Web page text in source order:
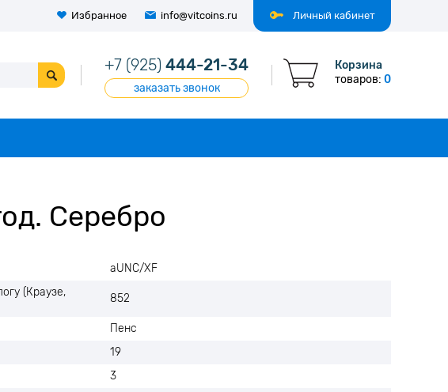
Личный кабинет
Избранное info@vitcoins.ru
+7 (925) 444-21-34
заказать звонок
Корзина
товаров: 0
Серебро
aUNC/XF
(Краузе,
852
Пенс
19
3